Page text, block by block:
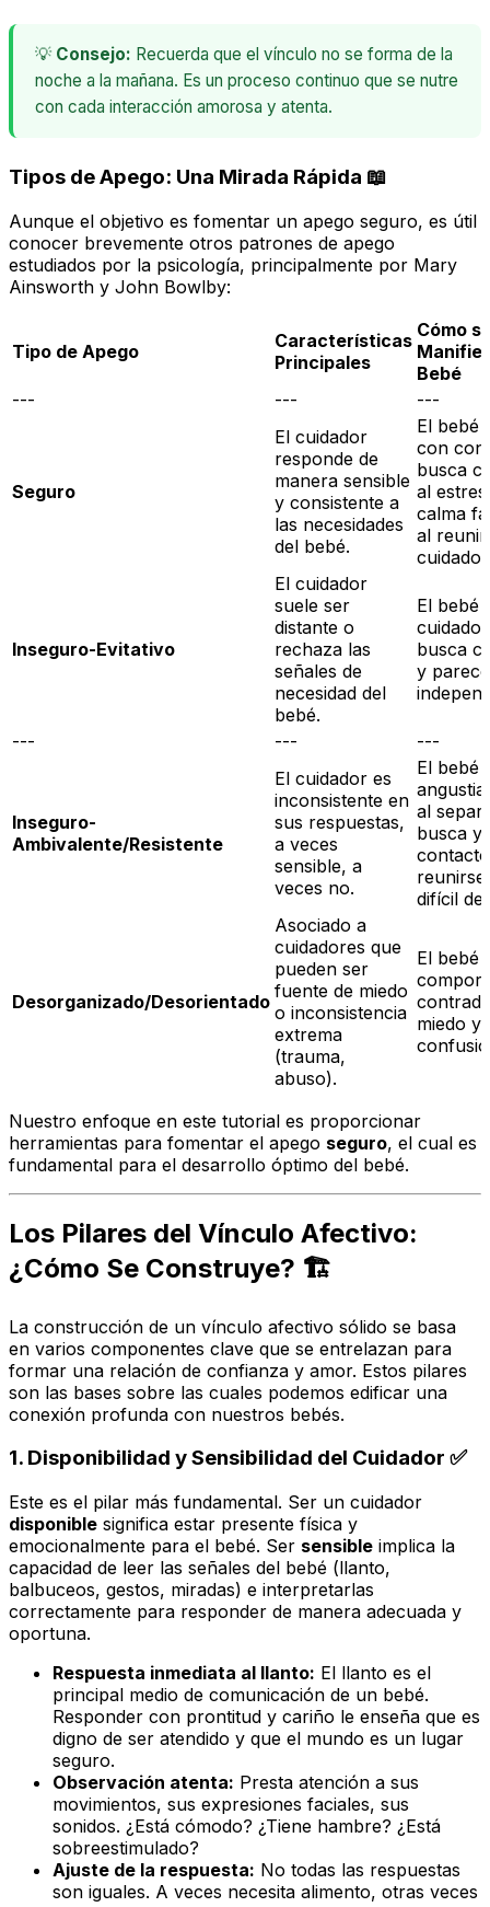
💡 Consejo: Recuerda que el vínculo no se forma de la
noche a la mañana. Es un proceso continuo que se nutre
con cada interacción amorosa y atenta.
Tipos de Apego: Una Mirada Rápida 📖
Aunque el objetivo es fomentar un apego seguro, es útil
conocer brevemente otros patrones de apego
estudiados por la psicología, principalmente por Mary
Ainsworth y John Bowlby:
Tipo de Apego
Características
Principales
Cómo
Bebé
---
--- ---
Seguro
El cuidador
responde de
manera sensible
y consistente a
las necesidades
del bebé.
El bebé
con
busca
al
calma
al
Inseguro-Evitativo
El cuidador
suele ser
distante o
rechaza las
señales de
necesidad del
bebé.
El bebé
busca
y parece
--- --- ---
Inseguro-
Ambivalente/Resistente
El cuidador es
inconsistente en
sus respuestas,
a veces
sensible, a
veces no.
El bebé
al
busca y
difícil de
Desorganizado/Desorientado
Asociado a
cuidadores que
pueden ser
fuente de miedo
o inconsistencia
extrema
(trauma,
abuso).
El bebé
miedo y
Nuestro enfoque en este tutorial es proporcionar
herramientas para fomentar el apego seguro, el cual es
fundamental para el desarrollo óptimo del bebé.
Los Pilares del Vínculo Afectivo:
¿Cómo Se Construye? 🏗️
La construcción de un vínculo afectivo sólido se basa
en varios componentes clave que se entrelazan para
formar una relación de confianza y amor. Estos pilares
son las bases sobre las cuales podemos edificar una
conexión profunda con nuestros bebés.
1. Disponibilidad y Sensibilidad del Cuidador ✅
Este es el pilar más fundamental. Ser un cuidador
disponible significa estar presente física y
emocionalmente para el bebé. Ser sensible implica la
capacidad de leer las señales del bebé (llanto,
balbuceos, gestos, miradas) e interpretarlas
correctamente para responder de manera adecuada y
oportuna.
Respuesta inmediata al llanto: El llanto es el
principal medio de comunicación de un bebé.
Responder con prontitud y cariño le enseña que es
digno de ser atendido y que el mundo es un lugar
seguro.
Observación atenta: Presta atención a sus
movimientos, sus expresiones faciales, sus
sonidos. ¿Está cómodo? ¿Tiene hambre? ¿Está
sobreestimulado?
Ajuste de la respuesta: No todas las respuestas
son iguales. A veces necesita alimento, otras veces